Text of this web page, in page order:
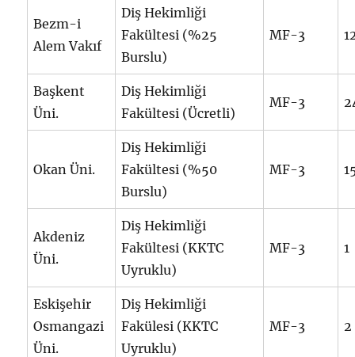
Bezm-i
Alem Vakıf
Diş Hekimliği
Fakültesi (%25
Burslu)
MF-3
Başkent
Üni.
Diş Hekimliği
Fakültesi (Ücretli)
MF-3
Okan Üni.
Diş Hekimliği
Fakültesi (%50
Burslu)
MF-3
Akdeniz
Üni.
Diş Hekimliği
Fakültesi (KKTC
Uyruklu)
MF-3 1
Eskişehir
Osmangazi
Üni.
Diş Hekimliği
Fakülesi (KKTC
Uyruklu)
MF-3 2